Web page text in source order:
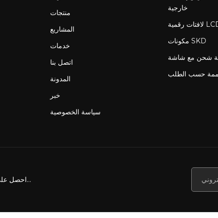
منتجات
المشاريع
خدمات
اتصل بنا
المدونة
خبر
سياسة الخصوصية
خارجية
مكونات SKD
حسب الطلب
احصل على أخبارنا وعروضنا والمزيد...